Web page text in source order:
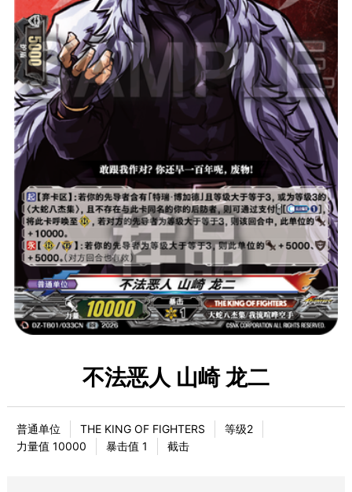
不法恶人 山崎 龙二
普通单位 THE KING OF FIGHTERS
等级2
力量值 10000
暴击值 1 截击